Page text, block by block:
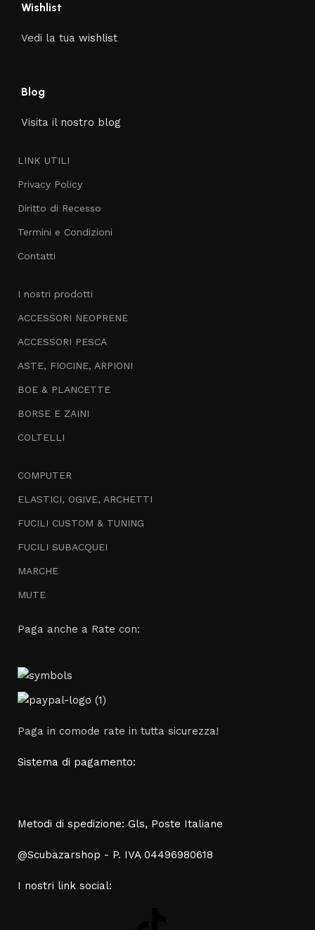
Wishlist
Vedi la tua wishlist
Blog
Visita il nostro blog
LINK UTILI
Privacy Policy
Diritto di Recesso
Termini e Condizioni
Contatti
I nostri prodotti
ACCESSORI NEOPRENE
ACCESSORI PESCA
ASTE, FIOCINE, ARPIONI
BOE & PLANCETTE
BORSE E ZAINI
COLTELLI
COMPUTER
ELASTICI, OGIVE, ARCHETTI
FUCILI CUSTOM & TUNING
FUCILI SUBACQUEI
MARCHE
MUTE
Paga anche a Rate con:
Paga in comode rate in tutta sicurezza!
Sistema di pagamento:
Metodi di spedizione: Gls, Poste Italiane
@Scubazarshop - P. IVA 04496980618
I nostri link social: